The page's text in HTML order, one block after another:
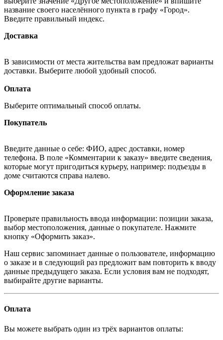
название своего населённого пункта в графу «Город».
Введите правильный индекс.
Доставка
В зависимости от места жительства вам предложат варианты
доставки. Выберите любой удобный способ.
Оплата
Выберите оптимальный способ оплаты.
Покупатель
Введите данные о себе: ФИО, адрес доставки, номер
телефона. В поле «Комментарии к заказу» введите сведения,
которые могут пригодиться курьеру, например: подъезды в
доме считаются справа налево.
Оформление заказа
Проверьте правильность ввода информации: позиции заказа,
выбор местоположения, данные о покупателе. Нажмите
кнопку «Оформить заказ».
Наш сервис запоминает данные о пользователе, информацию
о заказе и в следующий раз предложит вам повторить к вводу
данные предыдущего заказа. Если условия вам не подходят,
выбирайте другие варианты.
Оплата
Вы можете выбрать один из трёх вариантов оплаты: